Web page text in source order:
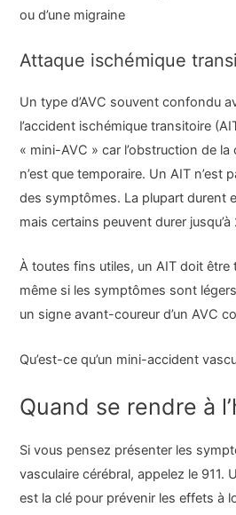
ou d’une migraine
Attaque ischémique
Un type d’AVC souvent confondu
l’accident ischémique transitoire
« mini-AVC » car l’obstruction de
n’est que temporaire. Un AIT n’est
des symptômes. La plupart durent
mais certains peuvent durer jusqu’à
À toutes fins utiles, un AIT doit être
même si les symptômes sont
un signe avant-coureur d’un AVC
Qu’est-ce qu’un mini-accident
Quand se rendre à
Si vous pensez présenter les
vasculaire cérébral, appelez le 911.
est la clé pour prévenir les effets à